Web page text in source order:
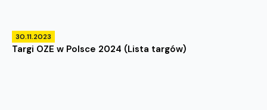
30.11.2023
Targi OZE w Polsce 2024 (Lista targów)